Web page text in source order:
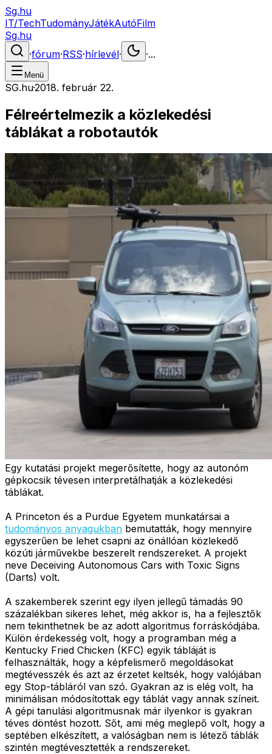
Sg.hu
IT/TechTudományJátékAutóFilm
Sg.hu
·fórum·RSS·hírlevél· ·...
Menü
SG.hu·2018. február 22.
Félreértelmezik a közlekedési
táblákat a robotautók
Egy kutatási projekt megerősítette, hogy az autonóm
gépkocsik tévesen interpretálhatják a közlekedési
táblákat.
A Princeton és a Purdue Egyetem munkatársai a
tudományos anyagukban bemutatták, hogy mennyire
egyszerűen be lehet csapni az önállóan közlekedő
közúti járművekbe beszerelt rendszereket. A projekt
neve Deceiving Autonomous Cars with Toxic Signs
(Darts) volt.
A szakemberek szerint egy ilyen jellegű támadás 90
százalékban sikeres lehet, még akkor is, ha a fejlesztők
nem tekinthetnek be az adott algoritmus forráskódjába.
Külön érdekesség volt, hogy a programban még a
Kentucky Fried Chicken (KFC) egyik tábláját is
felhasználták, hogy a képfelismerő megoldásokat
megtévesszék és azt az érzetet keltsék, hogy valójában
egy Stop-tábláról van szó. Gyakran az is elég volt, ha
minimálisan módosítottak egy táblát vagy annak színeit.
A gépi tanulási algoritmusnak már ilyenkor is gyakran
téves döntést hozott. Sőt, ami még meglepő volt, hogy a
septében elkészített, a valóságban nem is létező táblák
szintén megtévesztették a rendszereket.